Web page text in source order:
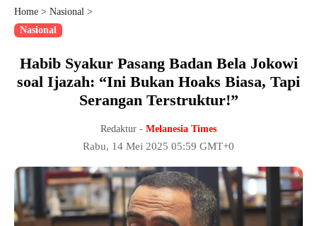
Home > Nasional >
Nasional
Habib Syakur Pasang Badan Bela Jokowi
soal Ijazah: “Ini Bukan Hoaks Biasa, Tapi
Serangan Terstruktur!”
Redaktur - Melanesia Times
Rabu, 14 Mei 2025 05:59 GMT+0